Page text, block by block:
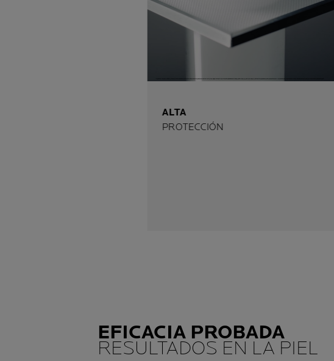
ALTA
PROTECCIÓN
EFICACIA PROBADA
RESULTADOS EN LA PIEL